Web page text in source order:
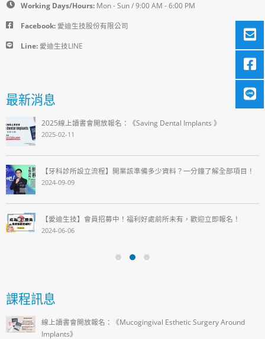
Working Days/Hours: Mon - Sun / 9:00 AM - 6:00 PM
Facebook: 愛迪生技股份有限公司
Line: 愛迪生技LINE
最新消息
2025線上讀書會開放報名：《Saving Dental Implants 》
2025-02-11
【牙科診所設立流程】開業該準備多少資料？一分鐘了解全部項目！
2024-09-09
【愛迪生技】會員招募中！福利好處前所未有，歡迎立即報名！
2024-06-06
課程訊息
線上讀書會開放報名：《Mucogingival Esthetic Surgery Around
Implants》